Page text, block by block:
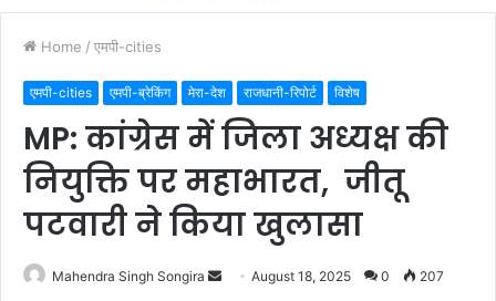
Home / एमपी-cities
एमपी-cities एमपी-ब्रेकिंग मेरा-देश राजधानी-रिपोर्ट विशेष
MP: कांग्रेस में जिला अध्यक्ष की
नियुक्ति पर महाभारत, जीतू
पटवारी ने किया खुलासा
Mahendra Singh Songira
Send August 18, 2025 0 207